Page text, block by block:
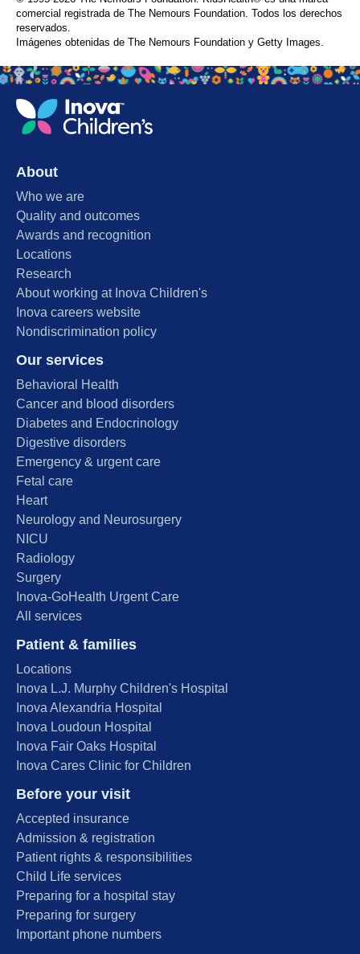
comercial registrada de The Nemours Foundation. Todos los derechos
reservados.
Imágenes obtenidas de The Nemours Foundation y Getty Images.
About
Who we are
Quality and outcomes
Awards and recognition
Locations
Research
About working at Inova Children's
Inova careers website
Nondiscrimination policy
Our services
Behavioral Health
Cancer and blood disorders
Diabetes and Endocrinology
Digestive disorders
Emergency & urgent care
Fetal care
Heart
Neurology and Neurosurgery
NICU
Radiology
Surgery
Inova-GoHealth Urgent Care
All services
Patient & families
Locations
Inova L.J. Murphy Children's Hospital
Inova Alexandria Hospital
Inova Loudoun Hospital
Inova Fair Oaks Hospital
Inova Cares Clinic for Children
Before your visit
Accepted insurance
Admission & registration
Patient rights & responsibilities
Child Life services
Preparing for a hospital stay
Preparing for surgery
Important phone numbers